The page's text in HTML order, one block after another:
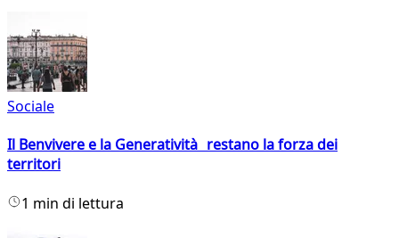
Sociale
Il Benvivere e la Generatività restano la forza dei
territori
1 min di lettura